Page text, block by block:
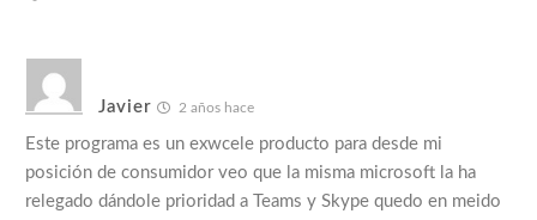
Javier 2 años hace
Este programa es un exwcele producto para desde mi
posición de consumidor veo que la misma microsoft la ha
relegado dándole prioridad a Teams y Skype quedo en meido